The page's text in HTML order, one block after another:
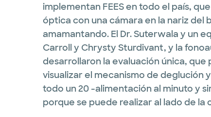
implementan FEES en todo el país,
óptica con una cámara en la nariz
amamantando. El Dr. Suterwala y un
Carroll y Chrysty Sturdivant, y la
desarrollaron la evaluación única,
visualizar el mecanismo de deglución
todo un 20 -alimentación al minuto y
porque se puede realizar al lado de la